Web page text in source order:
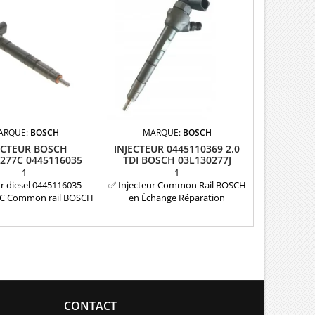
BOSCH
BOSCH
0445116035
0445116034
1
diesel 0445116035
Common rail BOSCH
MARQUE: BOSCH
INJECTEUR 0445110369 2.0
TDI BOSCH 03L130277J
1
✅ Injecteur Common Rail BOSCH
en Échange Réparation
pièce reconditionnée. Livré avec
CONTACT